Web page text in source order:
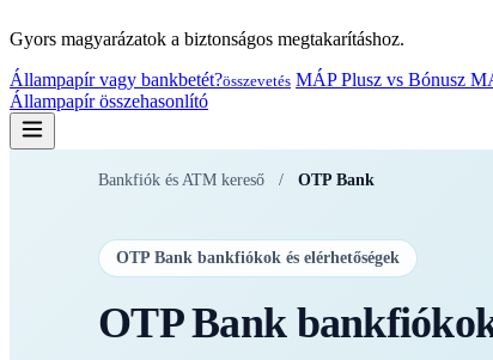
Gyors magyarázatok a biztonságos megtakarításhoz.
Állampapír vagy bankbetét?összevetés MÁP Plusz vs Bónusz
Állampapír összehasonlító
Bankfiók és ATM kereső / OTP Bank
OTP Bank bankfiókok és elérhetőségek
OTP Bank